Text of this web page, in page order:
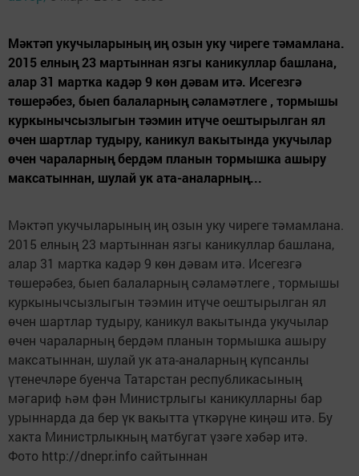
Мәктәп укучыларының иң озын уку чиреге тәмамлана.
2015 елның 23 мартыннан язгы каникуллар башлана,
алар 31 мартка кадәр 9 көн дәвам итә. Исегезгә
төшерәбез, быеп балаларның сәламәтлеге , тормышы
куркынычсызлыгын тәэмин итүче оештырылган ял
өчен шартлар тудыру, каникул вакытында укучылар
өчен чараларның бердәм планын тормышка ашыру
максатыннан, шулай ук ата-аналарның...
Мәктәп укучыларының иң озын уку чиреге тәмамлана.
2015 елның 23 мартыннан язгы каникуллар башлана,
алар 31 мартка кадәр 9 көн дәвам итә. Исегезгә
төшерәбез, быеп балаларның сәламәтлеге , тормышы
куркынычсызлыгын тәэмин итүче оештырылган ял
өчен шартлар тудыру, каникул вакытында укучылар
өчен чараларның бердәм планын тормышка ашыру
максатыннан, шулай ук ата-аналарның күпсанлы
үтенечләре буенча Татарстан республикасының
мәгариф һәм фән Министрлыгы каникулларны бар
урыннарда да бер үк вакытта үткәрүне киңәш итә. Бу
хакта Министрлыкның матбугат үзәге хәбәр итә.
Фото http://dnepr.info сайтыннан